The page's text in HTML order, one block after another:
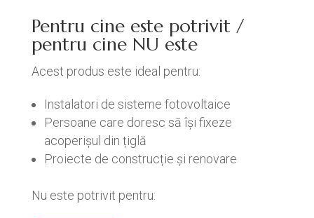
Pentru cine este potrivit /
pentru cine NU este
Acest produs este ideal pentru:
Instalatori de sisteme fotovoltaice
Persoane care doresc să își fixeze
acoperișul din țiglă
Proiecte de construcție și renovare
Nu este potrivit pentru: